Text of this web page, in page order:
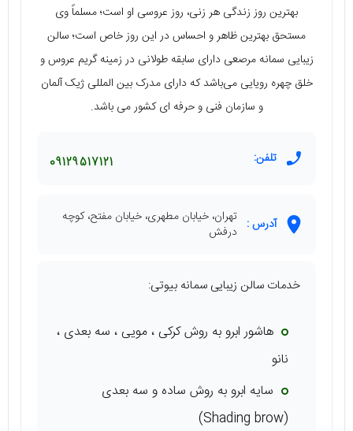
بهترین روز زندگی هر زنی، روز عروسی او است؛ مسلماً وی
مستحق بهترین ظاهر و احساس در این روز خاص است؛ سالن
زیبایی سمانه مرصعی دارای سابقه طولانی در زمینه گریم عروس و
خلق چهره رویایی می‌باشد که دارای مدرک بین المللی ژیک آلمان
و سازمان فنی و حرفه ای کشور می باشد.
تلفن: 09129517121
آدرس : تهران، خیابان مطهری، خیابان مفتح، کوچه
درفش
خدمات سالن زیبایی سمانه بیوتی:
هاشور ابرو به روش کرکی ، مویی ، سه بعدی ،
نانو
سایه ابرو به روش ساده و سه بعدی
(Shading brow)